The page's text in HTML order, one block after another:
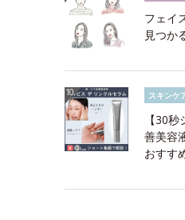
フェイ
見つか
スキンケ
【30
善美容
おすす